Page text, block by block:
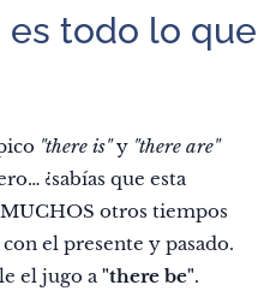
es todo lo que
"there is"y "there are"
¿sabías que esta
otros tiempos
el presente y pasado.
el jugo a"there be".